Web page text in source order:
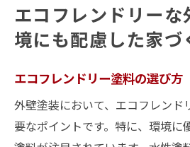
エコフレンドリー
境にも配慮した家づ
エコフレンドリー塗料の選び方
外壁塗装において、エコフレンド
要なポイントです。特に、環境に